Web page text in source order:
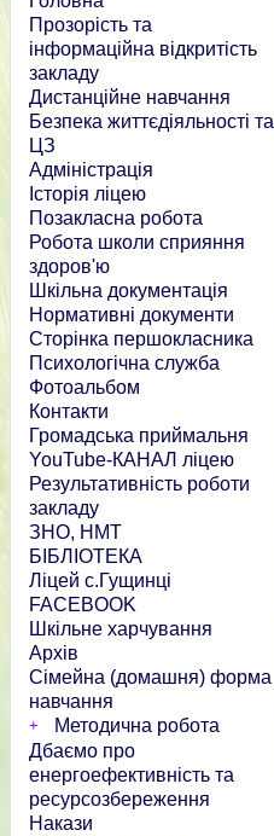
Прозорість та
інформаційна відкритість
закладу
Дистанційне навчання
Безпека життєдіяльності та
ЦЗ
Адміністрація
Історія ліцею
Позакласна робота
Робота школи сприяння
здоров'ю
Шкільна документація
Нормативні документи
Сторінка першокласника
Психологічна служба
Фотоальбом
Контакти
Громадська приймальня
YouTube-КАНАЛ ліцею
Результативність роботи
закладу
ЗНО, НМТ
БІБЛІОТЕКА
Ліцей с.Гущинці
FACEBOOK
Шкільне харчування
Архів
Сімейна (домашня) форма
навчання
Методична робота
Дбаємо про
енергоефективність та
ресурсозбереження
Накази